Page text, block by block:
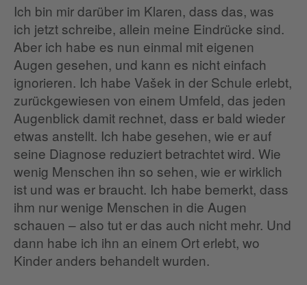
Ich bin mir darüber im Klaren, dass das, was
ich jetzt schreibe, allein meine Eindrücke sind.
Aber ich habe es nun einmal mit eigenen
Augen gesehen, und kann es nicht einfach
ignorieren. Ich habe Vašek in der Schule erlebt,
zurückgewiesen von einem Umfeld, das jeden
Augenblick damit rechnet, dass er bald wieder
etwas anstellt. Ich habe gesehen, wie er auf
seine Diagnose reduziert betrachtet wird. Wie
wenig Menschen ihn so sehen, wie er wirklich
ist und was er braucht. Ich habe bemerkt, dass
ihm nur wenige Menschen in die Augen
schauen – also tut er das auch nicht mehr. Und
dann habe ich ihn an einem Ort erlebt, wo
Kinder anders behandelt wurden.